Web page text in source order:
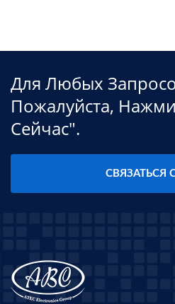
Для Любых
Пожалуйста,
Сейчас".
СВЯЗАТЬСЯ